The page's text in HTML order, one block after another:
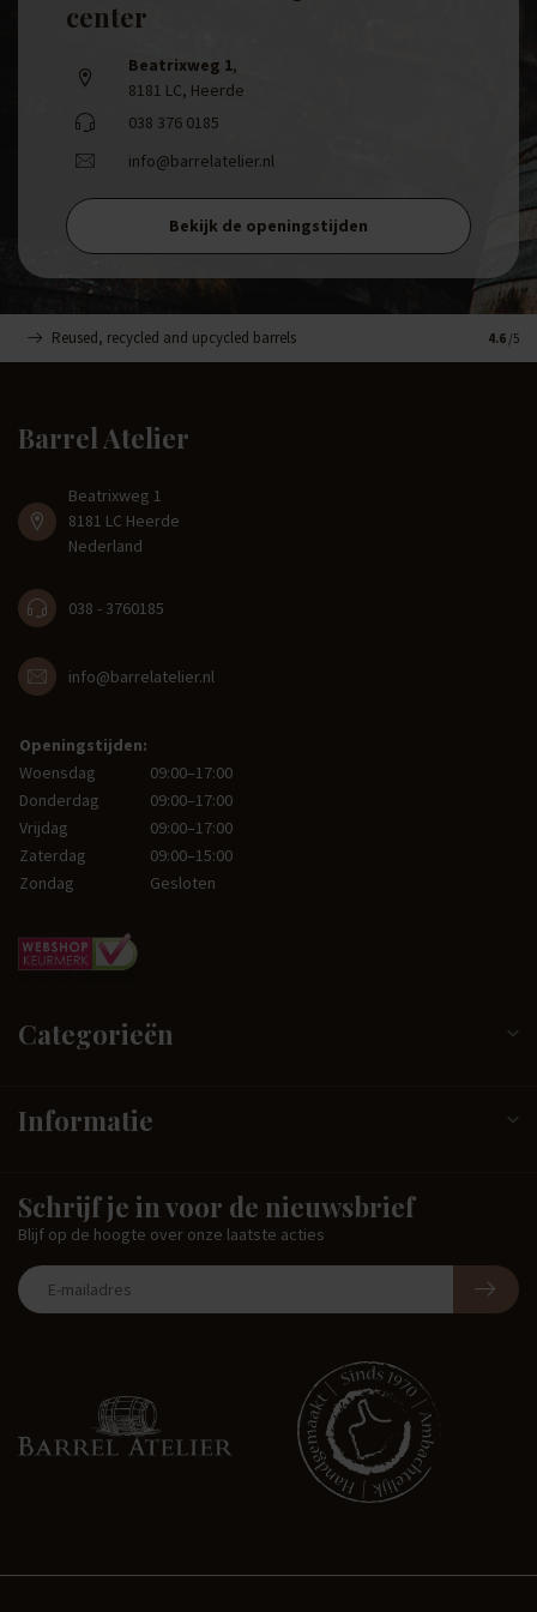
center
Beatrixweg 1,
8181 LC, Heerde
038 376 0185
info@barrelatelier.nl
Bekijk de openingstijden
Reused, recycled and upcycled barrels 4.6 /5
Barrel Atelier
Beatrixweg 1
8181 LC Heerde
Nederland
038 - 3760185
info@barrelatelier.nl
Openingstijden:
Woensdag
09:00–17:00
Donderdag
09:00–17:00
Vrijdag
09:00–17:00
Zaterdag
09:00–15:00
Zondag
Gesloten
Categorieën
Informatie
Schrijf je in voor de nieuwsbrief
Blijf op de hoogte over onze laatste acties